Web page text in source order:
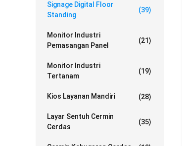
Signage Digital Floor
Standing
(39)
Monitor Industri
Pemasangan Panel
(21)
Monitor Industri
Tertanam
(19)
Kios Layanan Mandiri (28)
Layar Sentuh Cermin
Cerdas
(35)